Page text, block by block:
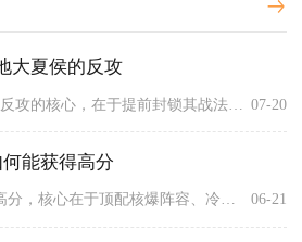
大夏侯的反攻
07-20
能获得高分
乱斗西游2伏羲想要高分，核心在于顶配核爆阵容、冷却与穿透拉满... 06-21